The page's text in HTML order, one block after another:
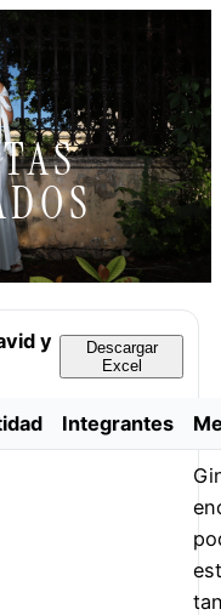
y
Descargar
Excel
Integrantes